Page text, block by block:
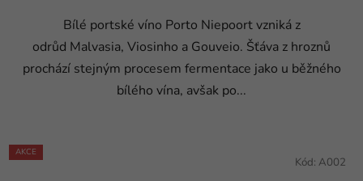
Bílé portské víno Porto Niepoort vzniká z
odrůd Malvasia, Viosinho a Gouveio. Šťáva z hroznů
prochází stejným procesem fermentace jako u běžného
bílého vína, avšak po...
AKCE
Kód: A002